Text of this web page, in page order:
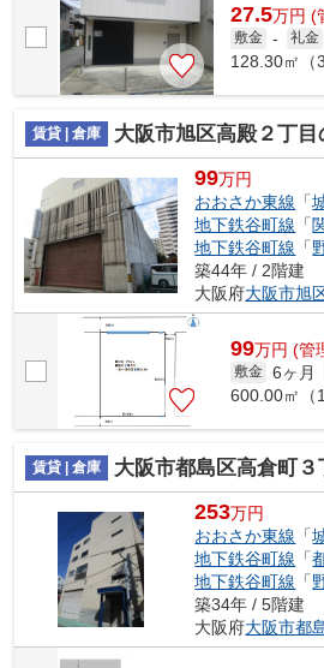
27.5万円 (
敷金 - 礼金
128.30㎡（
賃貸 | 倉庫 大阪市旭区高殿２丁目
99万円
おおさか東線 「
地下鉄谷町線 「
地下鉄谷町線 「
築44年 / 2階建
大阪府大阪市旭
99万円 (管
敷金 6ヶ月
600.00㎡（
賃貸 | 倉庫 大阪市都島区高倉町
253万円
おおさか東線 「
地下鉄谷町線 「
地下鉄谷町線 「
築34年 / 5階建
大阪府大阪市都